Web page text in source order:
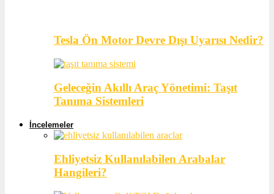
Tesla Ön Motor Devre Dışı Uyarısı Nedir?
Geleceğin Akıllı Araç Yönetimi: Taşıt
Tanıma Sistemleri
İncelemeler
Ehliyetsiz Kullanılabilen Arabalar
Hangileri?